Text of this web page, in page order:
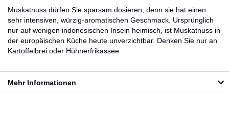
Muskatnuss dürfen Sie sparsam dosieren, denn sie hat einen
sehr intensiven, würzig-aromatischen Geschmack. Ursprünglich
nur auf wenigen indonesischen Inseln heimisch, ist Muskatnuss in
der europäischen Küche heute unverzichtbar. Denken Sie nur an
Kartoffelbrei oder Hühnerfrikassee.
Mehr Informationen